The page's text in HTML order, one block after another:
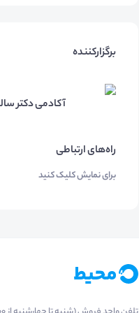
برگزارکننده
آکادمی دکتر
راه‌های ارتباطی
برای نمایش کلیک کنید